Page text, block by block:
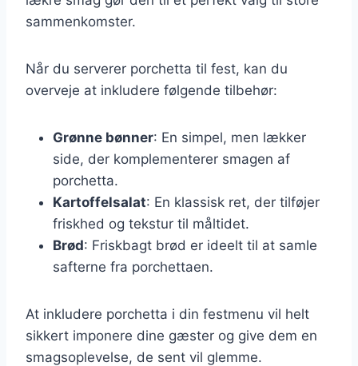
sammenkomster.
Når du serverer porchetta til fest, kan du
overveje at inkludere følgende tilbehør:
Grønne bønner: En simpel, men lækker
side, der komplementerer smagen af
porchetta.
Kartoffelsalat: En klassisk ret, der tilføjer
friskhed og tekstur til måltidet.
Brød: Friskbagt brød er ideelt til at samle
safterne fra porchettaen.
At inkludere porchetta i din festmenu vil helt
sikkert imponere dine gæster og give dem en
smagsoplevelse, de sent vil glemme.